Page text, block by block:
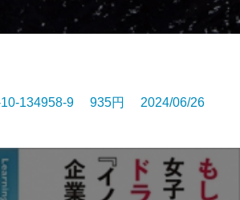
134958-9 935円 2024/06/26